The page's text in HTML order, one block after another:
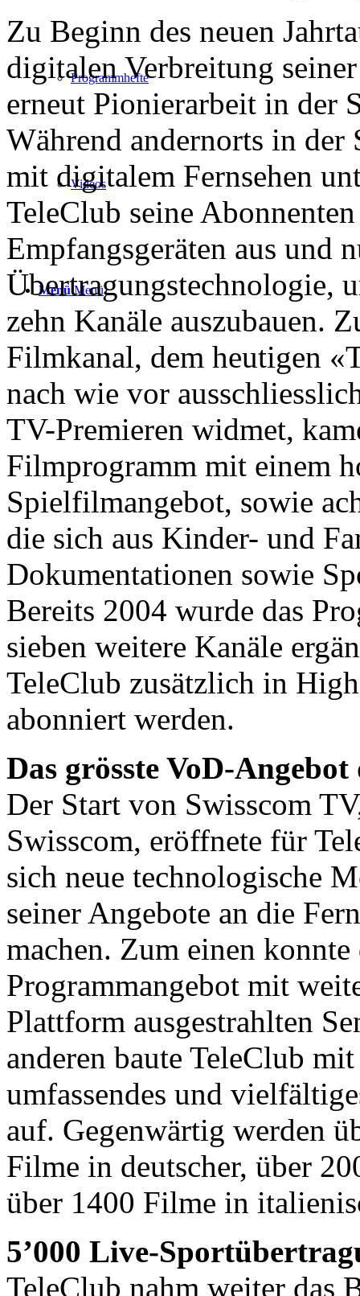
Programmhefte
Videos
Menü Menü
Zu Beginn des neuen
digitalen Verbreitung
erneut Pionierarbeit in der
Während andernorts in der
mit digitalem Fernsehen
TeleClub seine
Empfangsgeräten aus und
Übertragungstechnologie,
zehn Kanäle auszubauen.
Filmkanal, dem heutigen
nach wie vor
TV-Premieren widmet,
Filmprogramm mit einem
Spielfilmangebot, sowie
die sich aus Kinder- und
Dokumentationen sowie
Bereits 2004 wurde das
sieben weitere Kanäle
TeleClub zusätzlich in
abonniert werden.
Das grösste VoD-Angebot
Der Start von Swisscom
Swisscom, eröffnete für
sich neue technologische
seiner Angebote an die
machen. Zum einen
Programmangebot mit
Plattform ausgestrahlten
anderen baute TeleClub
umfassendes und
auf. Gegenwärtig werden
Filme in deutscher, über
über 1400 Filme in
5’000 Live-
TeleClub nahm weiter das